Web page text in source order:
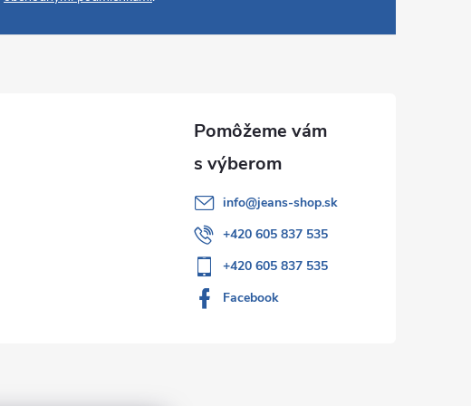
info@jeans-shop.sk
+420 605 837 535
+420 605 837 535
Facebook